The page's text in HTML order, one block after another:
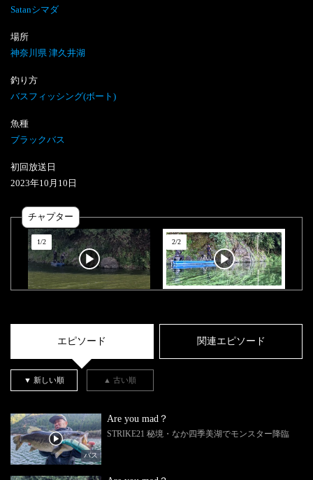
Satanシマダ
場所
神奈川県 津久井湖
釣り方
バスフィッシング(ボート)
魚種
ブラックバス
初回放送日
2023年10 月 10 日
チャプター
1/2 2/2
エピソード 関連エピソード
▼ 新しい順 ▲ 古い順
バス
Are you mad？
STRIKE21 秘境・なか四季美湖でモンスター降臨